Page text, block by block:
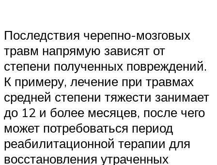
Последствия черепно-мозговых
травм напрямую зависят от
степени полученных повреждений.
К примеру, лечение при травмах
средней степени тяжести занимает
до 12 и более месяцев, после чего
может потребоваться период
реабилитационной терапии для
восстановления утраченных